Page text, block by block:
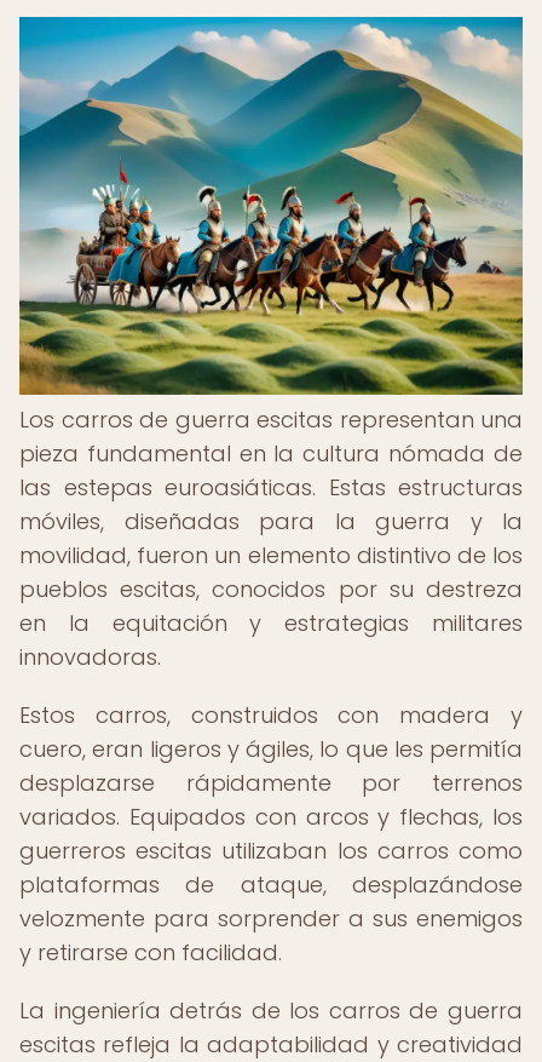
Los carros de guerra escitas representan una
pieza fundamental en la cultura nómada de
las estepas euroasiáticas. Estas estructuras
móviles, diseñadas para la guerra y la
movilidad, fueron un elemento distintivo de los
pueblos escitas, conocidos por su destreza
en la equitación y estrategias militares
innovadoras.
Estos carros, construidos con madera y
cuero, eran ligeros y ágiles, lo que les permitía
desplazarse rápidamente por terrenos
variados. Equipados con arcos y flechas, los
guerreros escitas utilizaban los carros como
plataformas de ataque, desplazándose
velozmente para sorprender a sus enemigos
y retirarse con facilidad.
La ingeniería detrás de los carros de guerra
escitas refleja la adaptabilidad y creatividad